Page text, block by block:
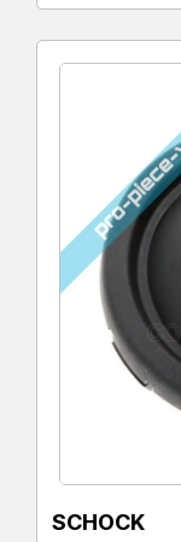
SCHOCK